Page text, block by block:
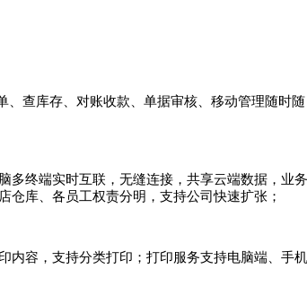
、查库存、对账收款、单据审核、移动管理随时随
多终端实时互联，无缝连接，共享云端数据，业务
库、各员工权责分明，支持公司快速扩张；
内容，支持分类打印；打印服务支持电脑端、手机